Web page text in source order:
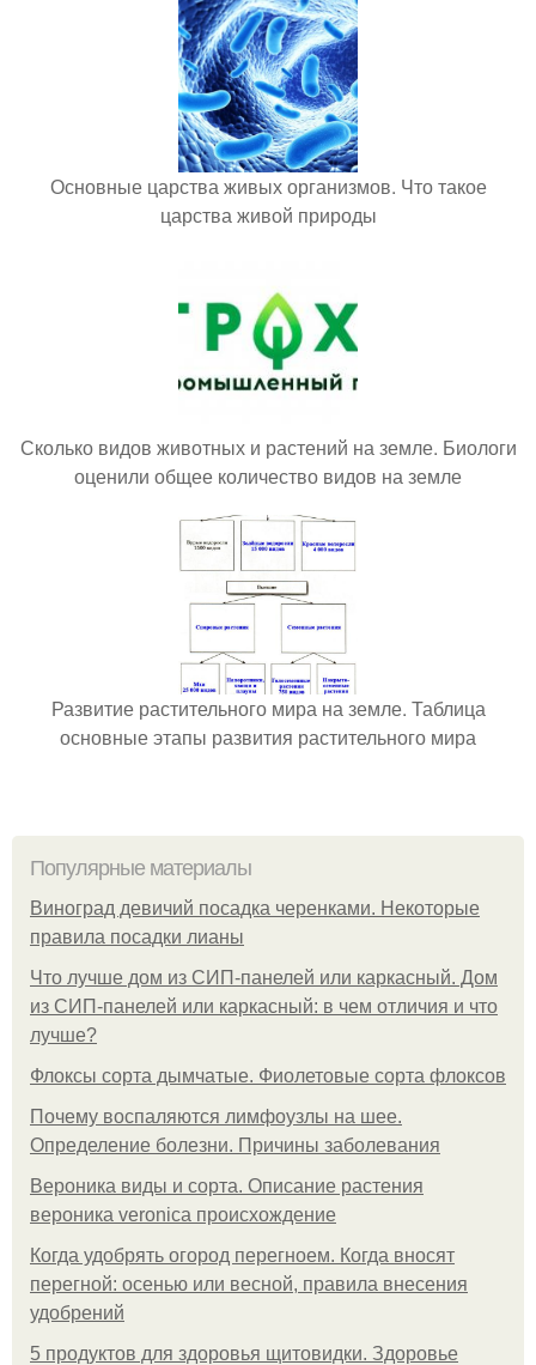
Основные царства живых организмов. Что такое
царства живой природы
Сколько видов животных и растений на земле. Биологи
оценили общее количество видов на земле
Развитие растительного мира на земле. Таблица
основные этапы развития растительного мира
Популярные материалы
Виноград девичий посадка черенками. Некоторые
правила посадки лианы
Что лучше дом из СИП-панелей или каркасный. Дом
из СИП-панелей или каркасный: в чем отличия и что
лучше?
Флоксы сорта дымчатые. Фиолетовые сорта флоксов
Почему воспаляются лимфоузлы на шее.
Определение болезни. Причины заболевания
Вероника виды и сорта. Описание растения
вероника veronica происхождение
Когда удобрять огород перегноем. Когда вносят
перегной: осенью или весной, правила внесения
удобрений
5 продуктов для здоровья щитовидки. Здоровье